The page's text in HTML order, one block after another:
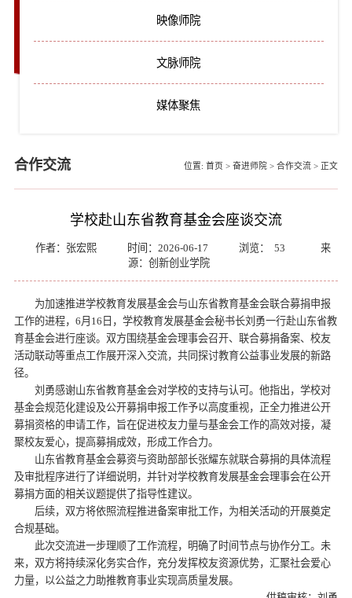
映像师院
文脉师院
媒体聚焦
合作交流 位置: 首页 > 奋进师院 > 合作交流 > 正文
学校赴山东省教育基金会座谈交流
作者：张宏熙 时间：2026-06-17 浏览： 53
来
源：创新创业学院
为加速推进学校教育发展基金会与山东省教育基金会联合募捐申报
工作的进程，6月16日，学校教育发展基金会秘书长刘勇一行赴山东省教
育基金会进行座谈。双方围绕基金会理事会召开、联合募捐备案、校友
活动联动等重点工作展开深入交流，共同探讨教育公益事业发展的新路
径。
刘勇感谢山东省教育基金会对学校的支持与认可。他指出，学校对
基金会规范化建设及公开募捐申报工作予以高度重视，正全力推进公开
募捐资格的申请工作，旨在促进校友力量与基金会工作的高效对接，凝
聚校友爱心，提高募捐成效，形成工作合力。
山东省教育基金会募资与资助部部长张耀东就联合募捐的具体流程
及审批程序进行了详细说明，并针对学校教育发展基金会理事会在公开
募捐方面的相关议题提供了指导性建议。
后续，双方将依照流程推进备案审批工作，为相关活动的开展奠定
合规基础。
此次交流进一步理顺了工作流程，明确了时间节点与协作分工。未
来，双方将持续深化务实合作，充分发挥校友资源优势，汇聚社会爱心
力量，以公益之力助推教育事业实现高质量发展。